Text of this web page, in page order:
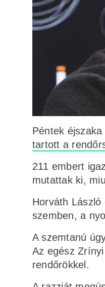
Péntek
tartott a
211 embert
mutattak ki,
Horváth László
szemben, a
A szemtanú
Az egész
rendőrökkel.